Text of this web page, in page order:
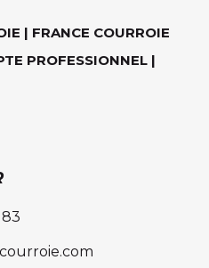
| FRANCE COURROIE
PROFESSIONNEL |
83